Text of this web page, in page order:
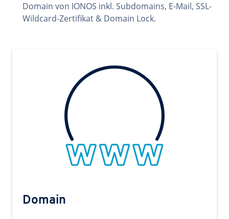
Domain von IONOS inkl. Subdomains, E-Mail, SSL-
Wildcard-Zertifikat & Domain Lock.
Domain